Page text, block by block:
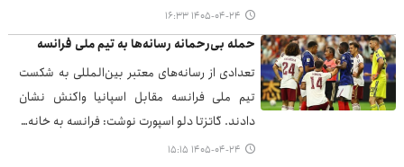
۱۴۰۵-۰۴-۲۴ ۱۶:۳۳
حمله بی‌رحمانه رسانه‌ها به تیم ملی فرانسه
تعدادی از رسانه‌های معتبر بین‌المللی به شکست
تیم ملی فرانسه مقابل اسپانیا واکنش نشان
دادند. گاتزتا دلو اسپورت نوشت: فرانسه به خانه…
۱۴۰۵-۰۴-۲۴ ۱۵:۱۵